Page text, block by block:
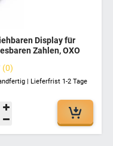
Display für
Zahlen, OXO
Wiegen, Kompakt &
0
| Lieferfrist 1-2 Tage